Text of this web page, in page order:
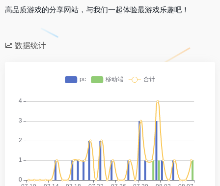
高品质游戏的分享网站，与我们一起体验最游戏乐趣吧！
数据统计